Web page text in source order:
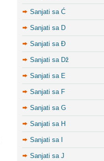
Sanjati sa Ć
Sanjati sa D
Sanjati sa Đ
Sanjati sa Dž
Sanjati sa E
Sanjati sa F
Sanjati sa G
Sanjati sa H
Sanjati sa I
Sanjati sa J